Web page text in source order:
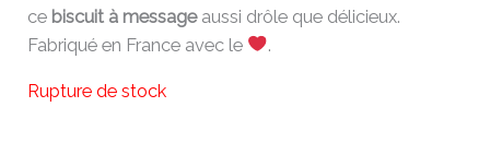
ce biscuit à messageaussi drôle que délicieux.
Fabriqué en France avec le
.
Rupture de stock